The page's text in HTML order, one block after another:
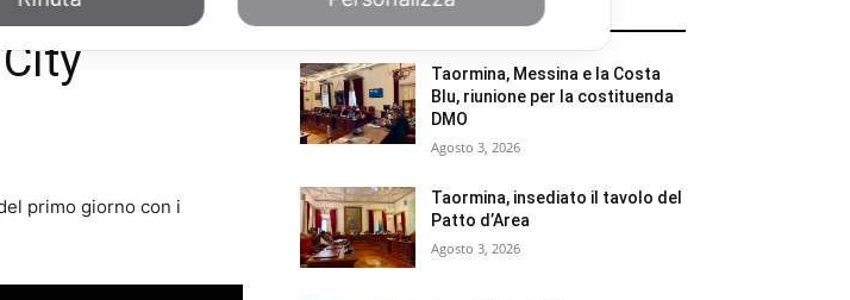
primo giorno con i
Taormina, Messina e la Costa
Blu, riunione per la costituenda
DMO
Agosto 3, 2026
Taormina, insediato il tavolo del
Patto d’Area
Agosto 3, 2026